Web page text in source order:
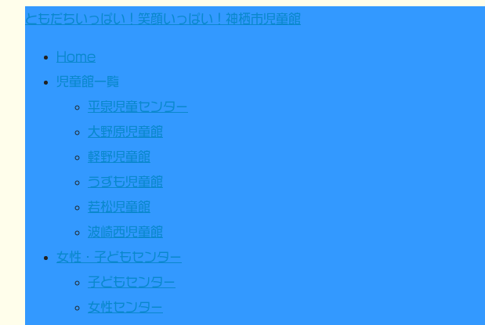
ともだちいっぱい！笑顔いっぱい！神栖市児童館
Home
児童館一覧
平泉児童センター
大野原児童館
軽野児童館
うずも児童館
若松児童館
波崎西児童館
女性・子どもセンター
子どもセンター
女性センター